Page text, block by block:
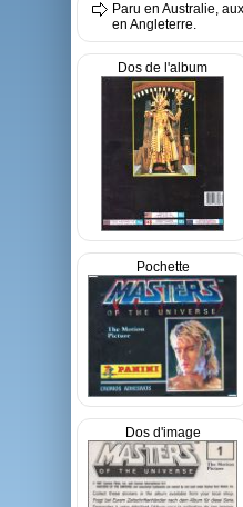
Paru en Australie,
en Angleterre.
Dos de l'album
Pochette
Dos d'image